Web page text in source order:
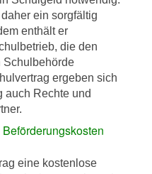
ein sorgfältig
enthält er
die den
Schulbehörde
ergeben sich
auch Rechte und
eine kostenlose